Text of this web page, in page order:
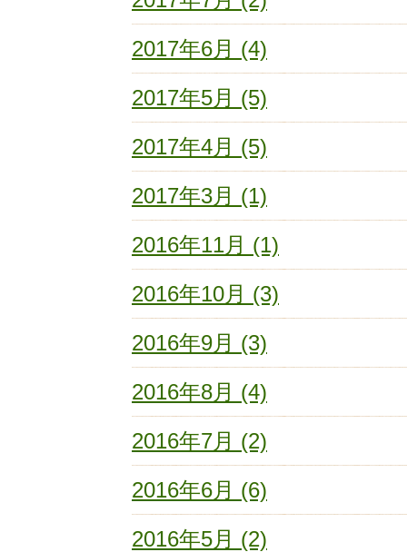
2017年6月 (4)
2017年5月 (5)
2017年4月 (5)
2017年3月 (1)
2016年11月 (1)
2016年10月 (3)
2016年9月 (3)
2016年8月 (4)
2016年7月 (2)
2016年6月 (6)
2016年5月 (2)